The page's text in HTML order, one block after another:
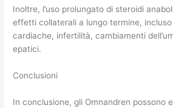
Inoltre, l’uso prolungato di steroidi
effetti collaterali a lungo termine,
cardiache, infertilità, cambiamenti
epatici.
Conclusioni
In conclusione, gli Omnandren possono